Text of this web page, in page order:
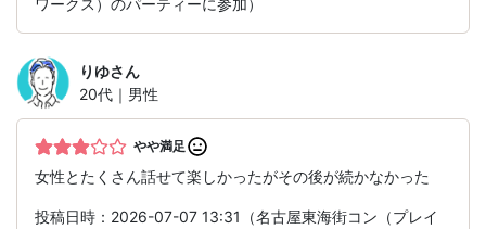
ワークス）のパーティーに参加）
りゆさん
20代｜男性
やや満足
女性とたくさん話せて楽しかったがその後が続かなかった
投稿日時：2026-07-07 13:31（名古屋東海街コン（プレイ